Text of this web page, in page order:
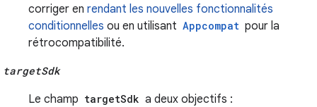
corriger en rendant les nouvelles fonctionnalités
conditionnelles ou en utilisant Appcompat pour la
rétrocompatibilité.
targetSdk
Le champ targetSdk a deux objectifs :